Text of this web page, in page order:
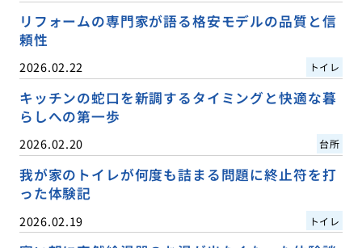
リフォームの専門家が語る格安モデルの品質と信
頼性
2026.02.22 トイレ
キッチンの蛇口を新調するタイミングと快適な暮
らしへの第一歩
2026.02.20 台所
我が家のトイレが何度も詰まる問題に終止符を打
った体験記
2026.02.19 トイレ